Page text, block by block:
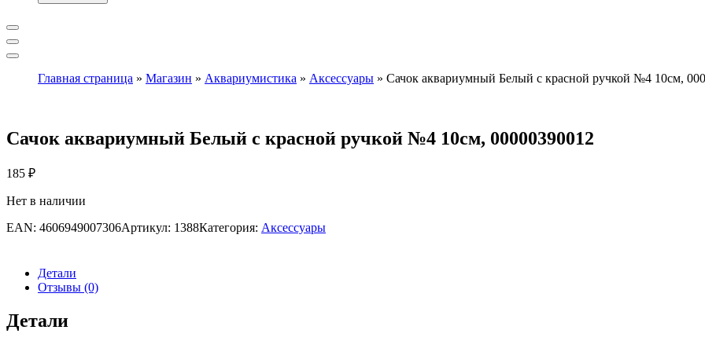
Главная страница » Магазин » Аквариумистика » Аксессуары » Сачок аквариумный Белый с красной ручкой №4 10см,
Сачок аквариумный Белый с красной ручкой №4 10см, 00000390012
185 ₽
Нет в наличии
EAN: 4606949007306Артикул: 1388Категория: Аксессуары
Детали
Отзывы (0)
Детали